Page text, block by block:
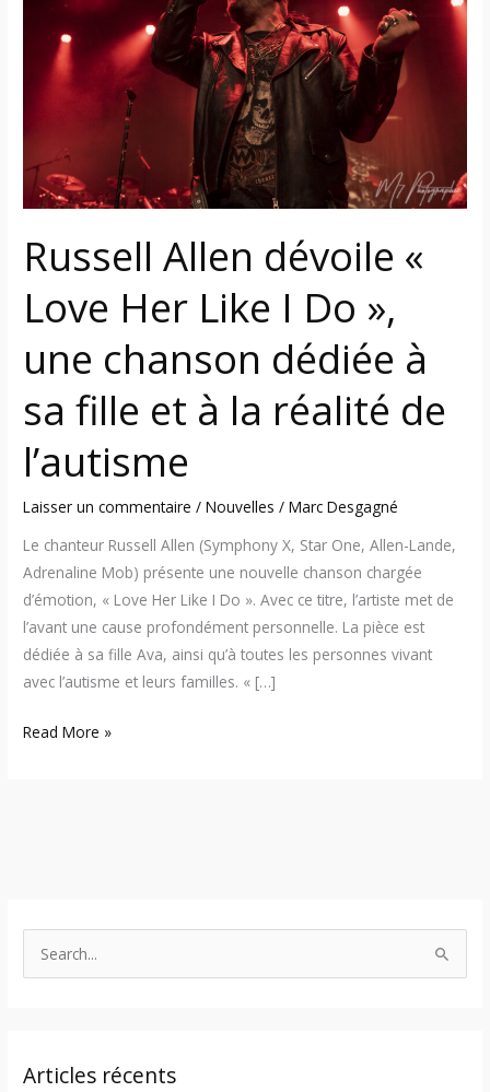
Russell Allen dévoile «
Love Her Like I Do »,
une chanson dédiée à
sa fille et à la réalité de
l’autisme
Laisser un commentaire /Nouvelles /Marc Desgagné
Le chanteur Russell Allen (Symphony X, Star One, Allen-Lande,
Adrenaline Mob) présente une nouvelle chanson chargée
d’émotion, « Love Her Like I Do ». Avec ce titre, l’artiste met de
l’avant une cause profondément personnelle. La pièce est
dédiée à sa fille Ava, ainsi qu’à toutes les personnes vivant
avec l’autisme et leurs familles. « […]
»,
une
dédiée
et
la
réalité
de
l’autisme
Read More »
c
Articles récents